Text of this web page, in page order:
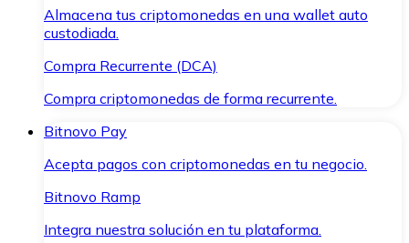
Almacena tus criptomonedas en una wallet auto
custodiada.
Compra Recurrente (DCA)
Compra criptomonedas de forma recurrente.
Bitnovo Pay
Acepta pagos con criptomonedas en tu negocio.
Bitnovo Ramp
Integra nuestra solución en tu plataforma.